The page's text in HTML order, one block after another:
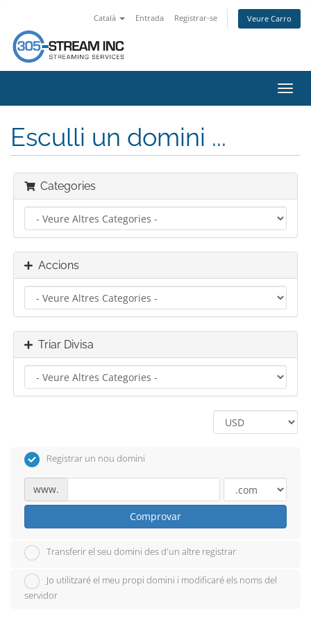
Català Entrada Registrar-se Veure Carro
la
Esculli un domini ...
Categories
Accions
Triar Divisa
Registrar un nou domini
www.
Comprovar
Transferir el seu domini des d'un altre registrar
Jo utilitzaré el meu propi domini i modificaré els noms del
servidor